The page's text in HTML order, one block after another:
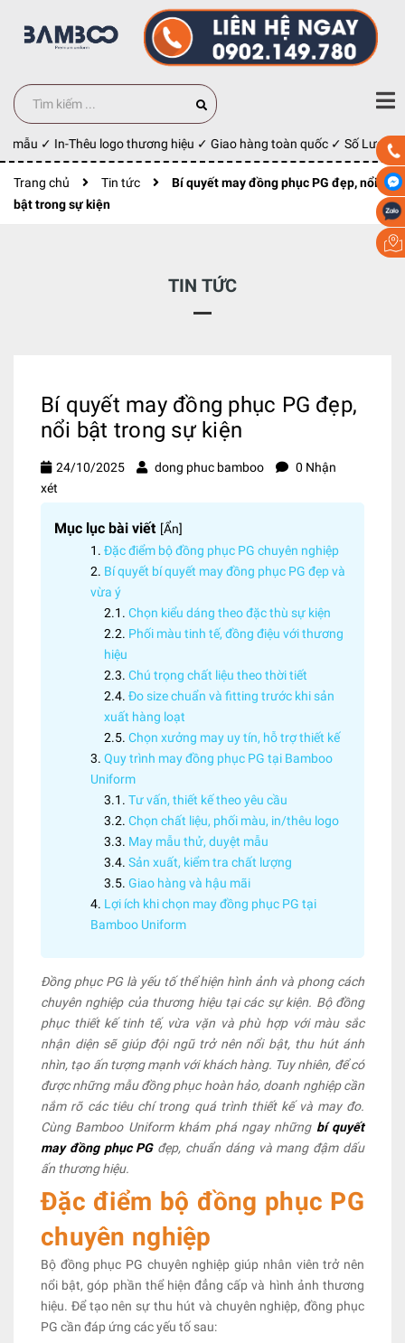
✓ In-Thêu logo thương hiệu ✓ Giao hàng toàn quốc ✓ Số Lượng
Trang chủ Tin tức
Bí quyết may đồng phục PG đẹp, nổi
bật trong sự kiện
TIN TỨC
Bí quyết may đồng phục PG đẹp,
nổi bật trong sự kiện
24/10/2025 dong phuc bamboo
0 Nhận
xét
Mục lục bài viết [Ẩn]
Đặc điểm bộ đồng phục PG chuyên nghiệp
Bí quyết bí quyết may đồng phục PG đẹp và
vừa ý
Chọn kiểu dáng theo đặc thù sự kiện
Phối màu tinh tế, đồng điệu với thương
hiệu
Chú trọng chất liệu theo thời tiết
Đo size chuẩn và fitting trước khi sản
xuất hàng loạt
Chọn xưởng may uy tín, hỗ trợ thiết kế
Quy trình may đồng phục PG tại Bamboo
Uniform
Tư vấn, thiết kế theo yêu cầu
Chọn chất liệu, phối màu, in/thêu logo
May mẫu thử, duyệt mẫu
Sản xuất, kiểm tra chất lượng
Giao hàng và hậu mãi
Lợi ích khi chọn may đồng phục PG tại
Bamboo Uniform
Đồng phục PG là yếu tố thể hiện hình ảnh và phong cách
chuyên nghiệp của thương hiệu tại các sự kiện. Bộ đồng
phục thiết kế tinh tế, vừa vặn và phù hợp với màu sắc
nhận diện sẽ giúp đội ngũ trở nên nổi bật, thu hút ánh
nhìn, tạo ấn tượng mạnh với khách hàng. Tuy nhiên, để có
được những mẫu đồng phục hoàn hảo, doanh nghiệp cần
nắm rõ các tiêu chí trong quá trình thiết kế và may đo.
Cùng Bamboo Uniform khám phá ngay những bí quyết
may đồng phục PG đẹp, chuẩn dáng và mang đậm dấu
ấn thương hiệu.
Đặc điểm bộ đồng phục PG
chuyên nghiệp
Bộ đồng phục PG chuyên nghiệp giúp nhân viên trở nên
nổi bật, góp phần thể hiện đẳng cấp và hình ảnh thương
hiệu. Để tạo nên sự thu hút và chuyên nghiệp, đồng phục
PG cần đáp ứng các yếu tố sau: